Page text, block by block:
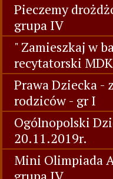
Pieczemy
grupa IV
" Zamieszkaj w
recytatorski MDK
Prawa Dziecka -
rodziców - gr I
Ogólnopolski
20.11.2019r.
Mini Olimpiada